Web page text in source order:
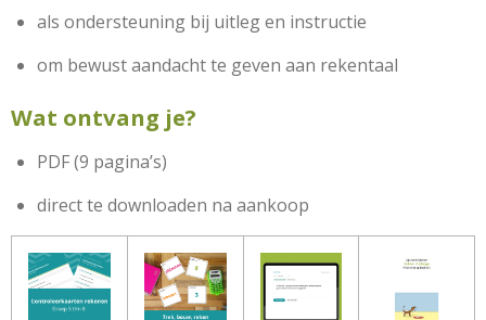
als ondersteuning bij uitleg en instructie
om bewust aandacht te geven aan rekentaal
Wat ontvang je?
PDF (9 pagina’s)
direct te downloaden na aankoop